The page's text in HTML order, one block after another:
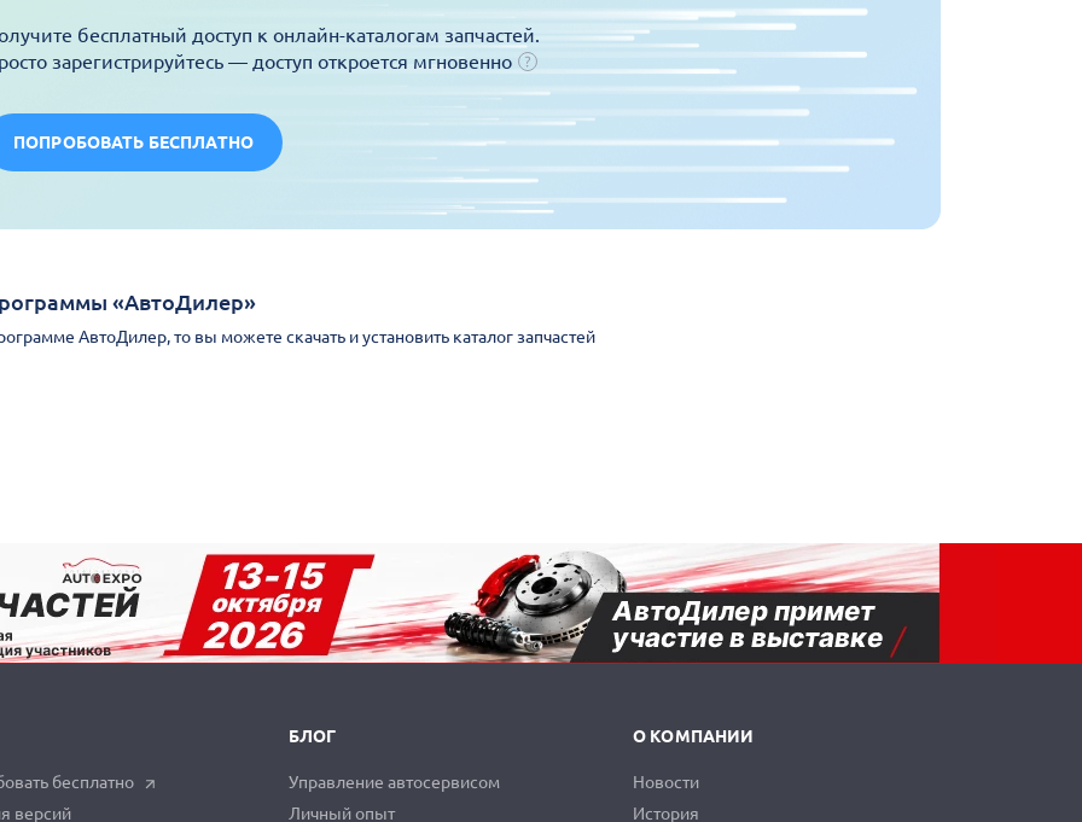
бесплатный доступ к онлайн-каталогам запчастей.
зарегистрируйтесь — доступ откроется мгновенно
ПОПРОБОВАТЬ БЕСПЛАТНО
«АвтоДилер»
АвтоДилер, то вы можете скачать и установить каталог запчастей
бесплатно
версий
БЛОГ
Управление автосервисом
Личный опыт
О КОМПАНИИ
Новости
История